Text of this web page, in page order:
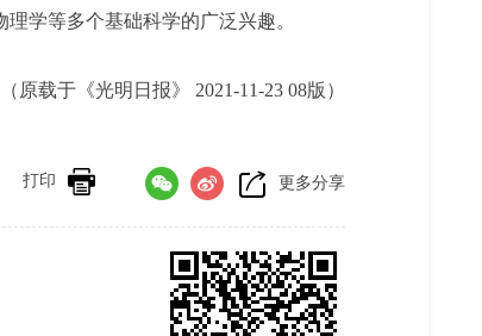
学等多个基础科学的广泛兴趣。
载于《光明日报》 2021-11-23 08版）
更多分享
打印